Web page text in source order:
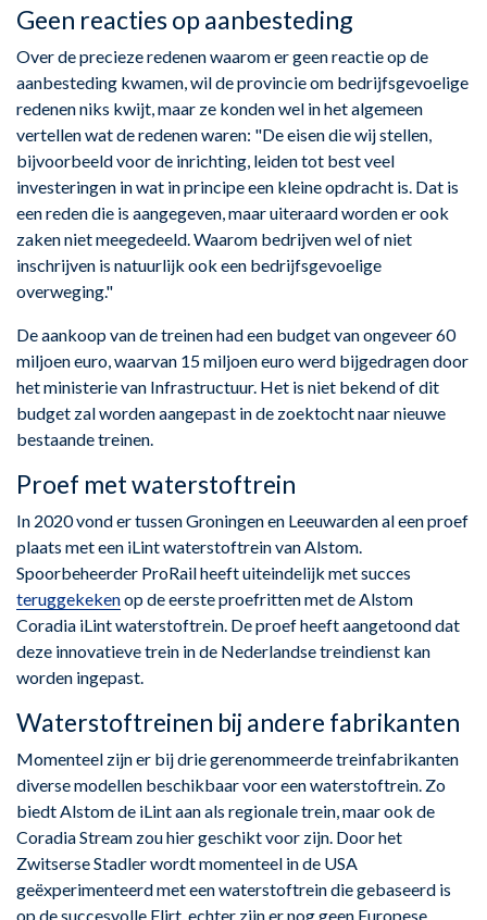
Geen reacties op aanbesteding
Over de precieze redenen waarom er geen reactie op de
aanbesteding kwamen, wil de provincie om bedrijfsgevoelige
redenen niks kwijt, maar ze konden wel in het algemeen
vertellen wat de redenen waren: "De eisen die wij stellen,
bijvoorbeeld voor de inrichting, leiden tot best veel
investeringen in wat in principe een kleine opdracht is. Dat is
een reden die is aangegeven, maar uiteraard worden er ook
zaken niet meegedeeld. Waarom bedrijven wel of niet
inschrijven is natuurlijk ook een bedrijfsgevoelige
overweging."
De aankoop van de treinen had een budget van ongeveer 60
miljoen euro, waarvan 15 miljoen euro werd bijgedragen door
het ministerie van Infrastructuur. Het is niet bekend of dit
budget zal worden aangepast in de zoektocht naar nieuwe
bestaande treinen.
Proef met waterstoftrein
In 2020 vond er tussen Groningen en Leeuwarden al een proef
plaats met een iLint waterstoftrein van Alstom.
Spoorbeheerder ProRail heeft uiteindelijk met succes
teruggekekenop de eerste proefritten met de Alstom
Coradia iLint waterstoftrein. De proef heeft aangetoond dat
deze innovatieve trein in de Nederlandse treindienst kan
worden ingepast.
Waterstoftreinen bij andere fabrikanten
Momenteel zijn er bij drie gerenommeerde treinfabrikanten
diverse modellen beschikbaar voor een waterstoftrein. Zo
biedt Alstom de iLint aan als regionale trein, maar ook de
Coradia Stream zou hier geschikt voor zijn. Door het
Zwitserse Stadler wordt momenteel in de USA
geëxperimenteerd met een waterstoftrein die gebaseerd is
op de succesvolle Flirt, echter zijn er nog geen Europese